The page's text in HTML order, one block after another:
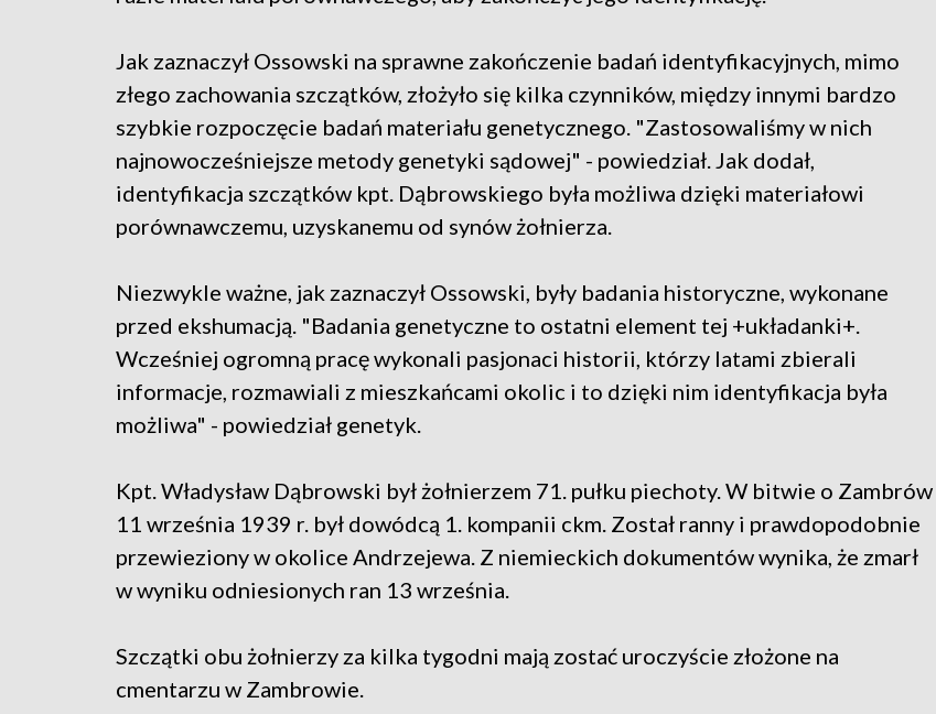
Jak zaznaczył Ossowski na sprawne zakończenie badań identyfikacyjnych, mimo
złego zachowania szczątków, złożyło się kilka czynników, między innymi bardzo
szybkie rozpoczęcie badań materiału genetycznego. "Zastosowaliśmy w nich
najnowocześniejsze metody genetyki sądowej" - powiedział. Jak dodał,
identyfikacja szczątków kpt. Dąbrowskiego była możliwa dzięki materiałowi
porównawczemu, uzyskanemu od synów żołnierza.
Niezwykle ważne, jak zaznaczył Ossowski, były badania historyczne, wykonane
przed ekshumacją. "Badania genetyczne to ostatni element tej +układanki+.
Wcześniej ogromną pracę wykonali pasjonaci historii, którzy latami zbierali
informacje, rozmawiali z mieszkańcami okolic i to dzięki nim identyfikacja była
możliwa" - powiedział genetyk.
Kpt. Władysław Dąbrowski był żołnierzem 71. pułku piechoty. W bitwie o Zambrów
11 września 1939 r. był dowódcą 1. kompanii ckm. Został ranny i prawdopodobnie
przewieziony w okolice Andrzejewa. Z niemieckich dokumentów wynika, że zmarł
w wyniku odniesionych ran 13 września.
Szczątki obu żołnierzy za kilka tygodni mają zostać uroczyście złożone na
cmentarzu w Zambrowie.